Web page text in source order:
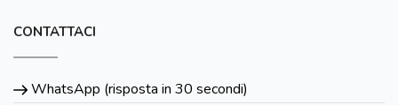
CONTATTACI
WhatsApp (risposta in 30 secondi)